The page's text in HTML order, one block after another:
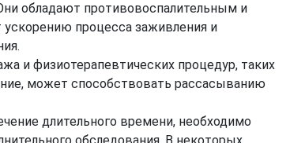
обладают противовоспалительным и
процесса заживления и
и физиотерапевтических процедур, таких
может способствовать рассасыванию
длительного времени, необходимо